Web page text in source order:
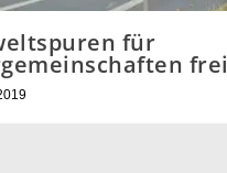
für
frei